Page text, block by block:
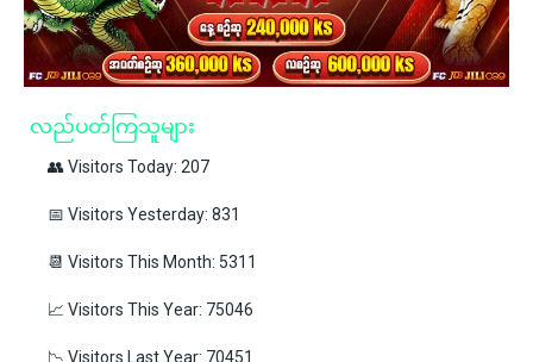
လည်ပတ်ကြသူများ
👥 Visitors Today: 207
📅 Visitors Yesterday: 831
📆 Visitors This Month: 5311
📈 Visitors This Year: 75046
📉 Visitors Last Year: 70451